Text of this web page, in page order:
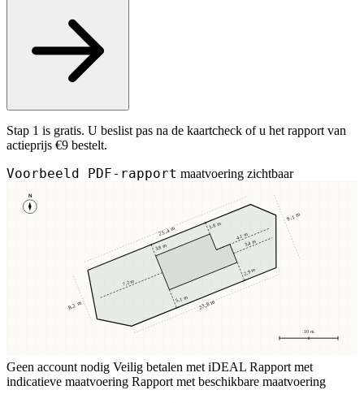
Stap 1 is gratis. U beslist pas na de kaartcheck of u het rapport van
actieprijs €9 bestelt.
Voorbeeld PDF-rapport maatvoering zichtbaar
N
10 m
3,8 m
3,8 m
5,1 m
2,9 m
7,2 m
3,4 m
4,1 m
25,4 m
23,8 m
8,2 m
9,1 m
Geen account nodig Veilig betalen met iDEAL Rapport met
indicatieve maatvoering Rapport met beschikbare maatvoering